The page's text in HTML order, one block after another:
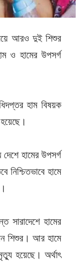
আরও দুই শিশুর
ও হামের উপসর্গ
হাম বিষয়ক
হামের উপসর্গ
হামে
সারাদেশে হামের
শিশুর। আর হামে
হয়েছে। অর্থাৎ